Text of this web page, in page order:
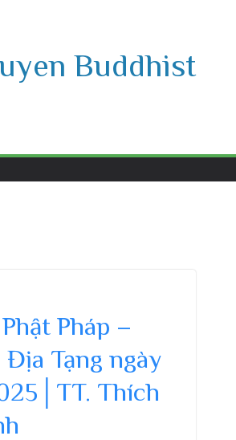
Buddhist
Pháp –
Địa Tạng ngày
Thích